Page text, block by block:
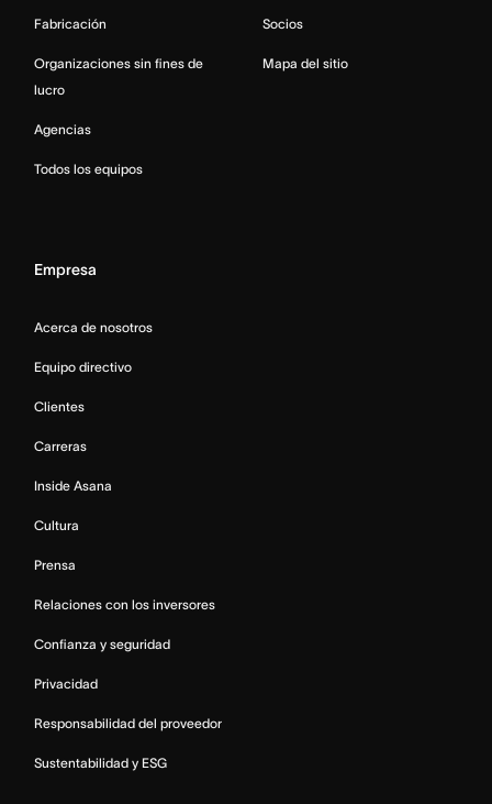
Fabricación
Organizaciones sin fines de
lucro
Agencias
Todos los equipos
Socios
Mapa del sitio
Empresa
Acerca de nosotros
Equipo directivo
Clientes
Carreras
Inside Asana
Cultura
Prensa
Relaciones con los inversores
Confianza y seguridad
Privacidad
Responsabilidad del proveedor
Sustentabilidad y ESG